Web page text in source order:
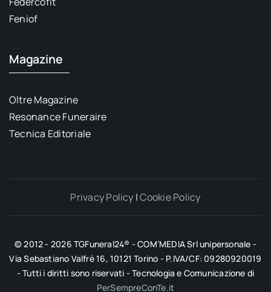
Feniof
Magazine
Oltre Magazine
Resonance Funeraire
Tecnica Editoriale
Privacy Policy |Cookie Policy
© 2012 - 2026 TGFuneral24® - COM’MEDIA Srl unipersonale -
Via Sebastiano Valfrè 16, 10121 Torino - P.IVA/CF: 09280920019
- Tutti i diritti sono riservati - Tecnologia e Comunicazione di
PerSempreConTe.it